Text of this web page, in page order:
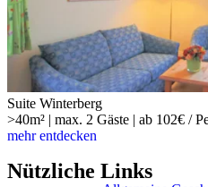
Suite Winterberg
>40m² | max. 2 Gäste | ab 102€ /
mehr entdecken
Nützliche Links